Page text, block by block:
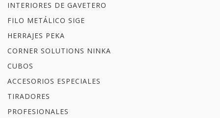
INTERIORES DE GAVETERO
FILO METÁLICO SIGE
HERRAJES PEKA
CORNER SOLUTIONS NINKA
CUBOS
ACCESORIOS ESPECIALES
TIRADORES
PROFESIONALES